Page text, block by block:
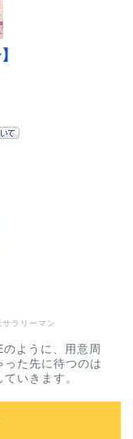
ラリーマン
ように、用意周
た先に待つのは
いきます。